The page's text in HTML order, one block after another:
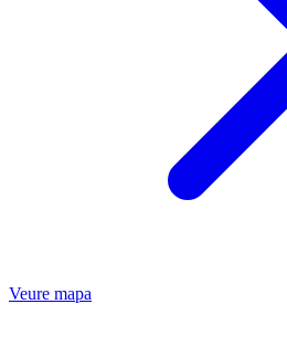
Veure mapa